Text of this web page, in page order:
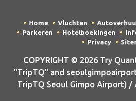
Home Vluchten
Parkeren
Hotelboekingen
Privacy
COPYRIGHT © 2026 Try
"TripTQ" and
TripTQ Seoul Gimpo Airport) /